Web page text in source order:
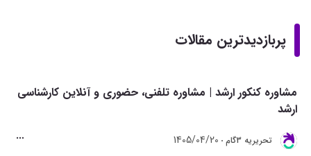
پربازدیدترین مقالات
مشاوره کنکور ارشد | مشاوره تلفنی، حضوری و آنلاین کارشناسی
ارشد
تحريريه 3گام 1405/04/20